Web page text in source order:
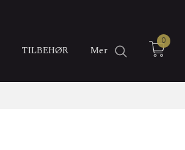
TILBEHØR Mer
0